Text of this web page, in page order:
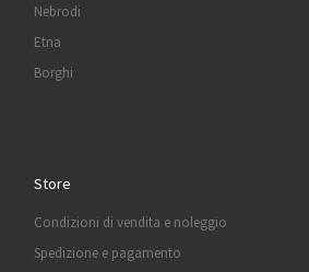
Nebrodi
Etna
Borghi
Store
Condizioni di vendita e noleggio
Spedizione e pagamento